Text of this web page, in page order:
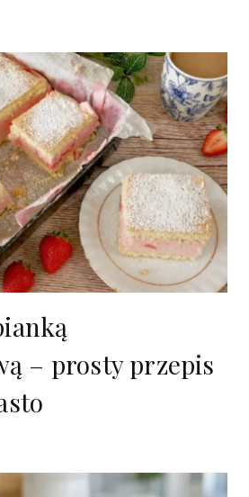
– prosty przepis